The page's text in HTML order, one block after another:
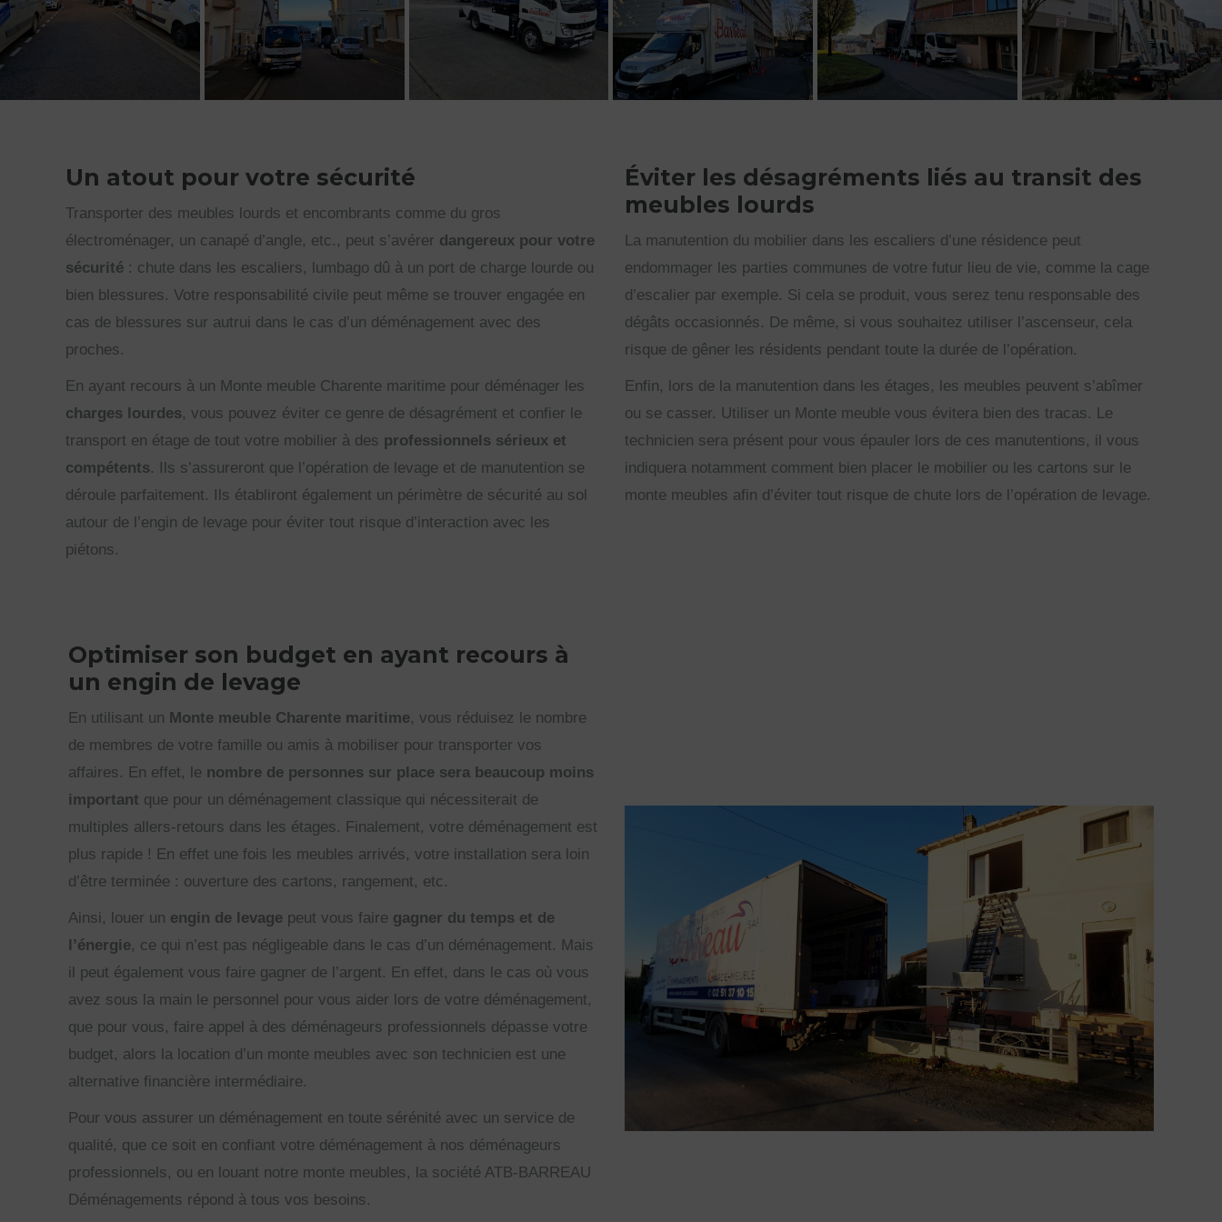
Un atout pour votre sécurité
Transporter des meubles lourds et encombrants comme du gros
électroménager, un canapé d’angle, etc., peut s’avérer dangereux pour votre
sécurité : chute dans les escaliers, lumbago dû à un port de charge lourde ou
bien blessures. Votre responsabilité civile peut même se trouver engagée en
cas de blessures sur autrui dans le cas d’un déménagement avec des
proches.
En ayant recours à un Monte meuble Charente maritime pour déménager les
charges lourdes, vous pouvez éviter ce genre de désagrément et confier le
transport en étage de tout votre mobilier à des professionnels sérieux et
compétents. Ils s’assureront que l’opération de levage et de manutention se
déroule parfaitement. Ils établiront également un périmètre de sécurité au sol
autour de l’engin de levage pour éviter tout risque d’interaction avec les
piétons.
Éviter les désagréments liés au transit des
meubles lourds
La manutention du mobilier dans les escaliers d’une résidence peut
endommager les parties communes de votre futur lieu de vie, comme la cage
d’escalier par exemple. Si cela se produit, vous serez tenu responsable des
dégâts occasionnés. De même, si vous souhaitez utiliser l’ascenseur, cela
risque de gêner les résidents pendant toute la durée de l’opération.
Enfin, lors de la manutention dans les étages, les meubles peuvent s’abîmer
ou se casser. Utiliser un Monte meuble vous évitera bien des tracas. Le
technicien sera présent pour vous épauler lors de ces manutentions, il vous
indiquera notamment comment bien placer le mobilier ou les cartons sur le
monte meubles afin d’éviter tout risque de chute lors de l’opération de levage.
Optimiser son budget en ayant recours à
un engin de levage
En utilisant un Monte meuble Charente maritime, vous réduisez le nombre
de membres de votre famille ou amis à mobiliser pour transporter vos
affaires. En effet, le nombre de personnes sur place sera beaucoup moins
important que pour un déménagement classique qui nécessiterait de
multiples allers-retours dans les étages. Finalement, votre déménagement est
plus rapide ! En effet une fois les meubles arrivés, votre installation sera loin
d’être terminée : ouverture des cartons, rangement, etc.
Ainsi, louer un engin de levage peut vous faire gagner du temps et de
l’énergie, ce qui n’est pas négligeable dans le cas d’un déménagement. Mais
il peut également vous faire gagner de l’argent. En effet, dans le cas où vous
avez sous la main le personnel pour vous aider lors de votre déménagement,
que pour vous, faire appel à des déménageurs professionnels dépasse votre
budget, alors la location d’un monte meubles avec son technicien est une
alternative financière intermédiaire.
Pour vous assurer un déménagement en toute sérénité avec un service de
qualité, que ce soit en confiant votre déménagement à nos déménageurs
professionnels, ou en louant notre monte meubles, la société ATB-BARREAU
Déménagements répond à tous vos besoins.